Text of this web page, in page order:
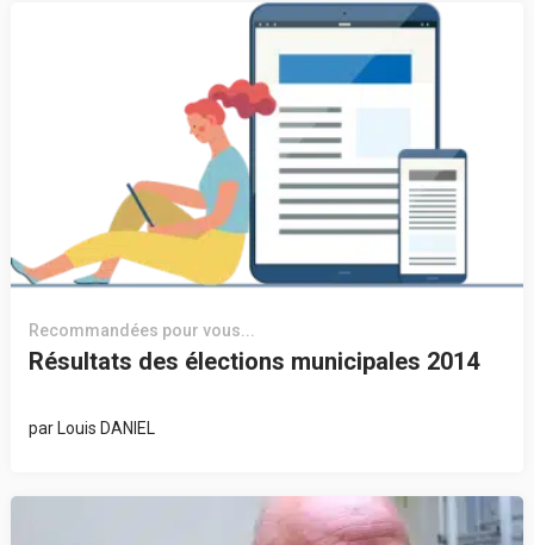
Recommandées pour vous...
Résultats des élections municipales 2014
par Louis DANIEL